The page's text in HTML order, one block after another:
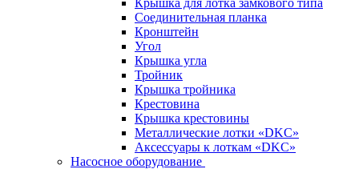
Крышка для лотка замкового типа
Соединительная планка
Кронштейн
Угол
Крышка угла
Тройник
Крышка тройника
Крестовина
Крышка крестовины
Металлические лотки «DKC»
Аксессуары к лоткам «DKC»
Насосное оборудование